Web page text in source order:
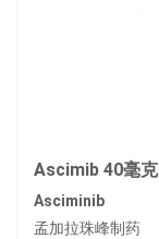
Ascimib 40毫克
Asciminib
孟加拉珠峰制药